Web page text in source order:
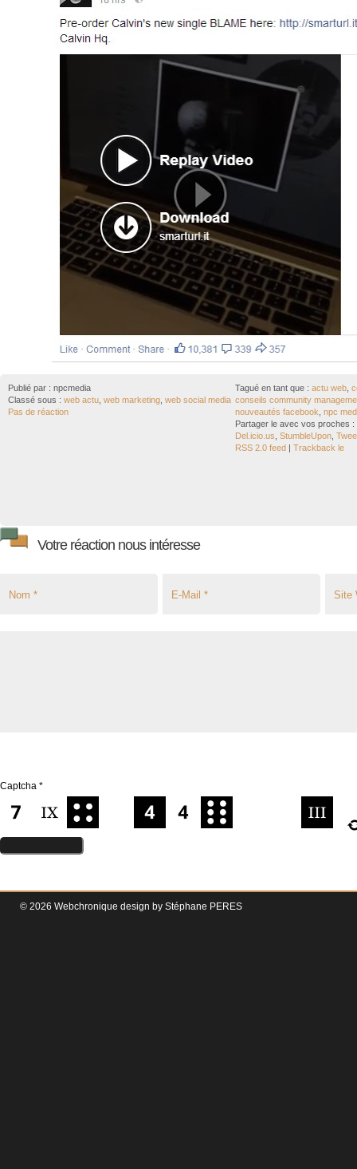
Publié par : npcmedia
Classé sous : web actu web marketing web social media
Pas de réaction
Tagué en tant que : actu web
conseils community
nouveautés facebook npc
Partager le avec vos proches :
Del.icio.us StumbleUpon
RSS 2.0 feed | Trackback le
Votre réaction nous intéresse
Captcha *
© 2026 Webchronique design by Stéphane PERES